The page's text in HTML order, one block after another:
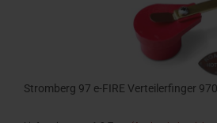
Stromberg 97 e-FIRE Verteilerfinger